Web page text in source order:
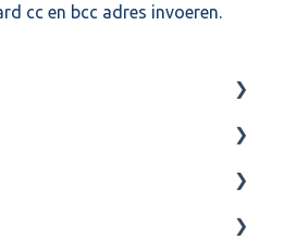
cc en bcc adres invoeren.